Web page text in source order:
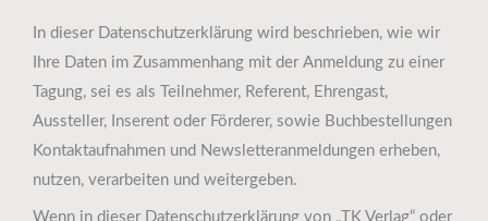
In dieser Datenschutzerklärung wird beschrieben, wie wir
Ihre Daten im Zusammenhang mit der Anmeldung zu einer
Tagung, sei es als Teilnehmer, Referent, Ehrengast,
Aussteller, Inserent oder Förderer, sowie Buchbestellungen
Kontaktaufnahmen und Newsletteranmeldungen erheben,
nutzen, verarbeiten und weitergeben.
Wenn in dieser Datenschutzerklärung von „TK Verlag“ oder